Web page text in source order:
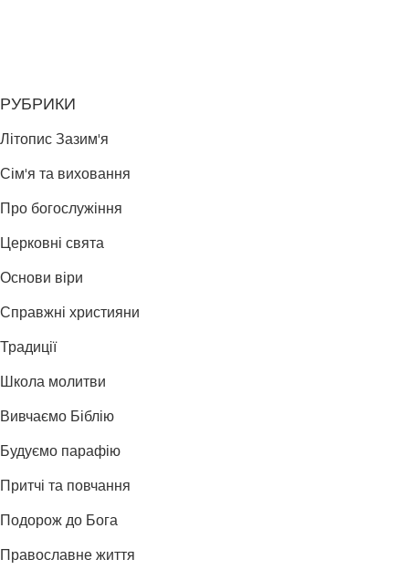
РУБРИКИ
Літопис Зазим'я
Сім'я та виховання
Про богослужіння
Церковні свята
Основи віри
Справжні християни
Традиції
Школа молитви
Вивчаємо Біблію
Будуємо парафію
Притчі та повчання
Подорож до Бога
Православне життя